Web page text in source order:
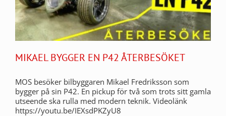
MIKAEL BYGGER EN P42 ÅTERBESÖKET
MOS besöker bilbyggaren Mikael Fredriksson som
bygger på sin P42. En pickup för två som trots sitt gamla
utseende ska rulla med modern teknik. Videolänk
https://youtu.be/IEXsdPKZyU8